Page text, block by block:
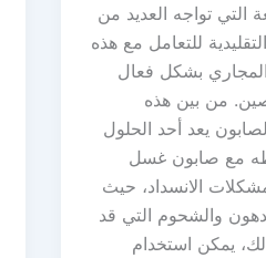
التي تواجه العديد من
للتعامل مع هذه
بشكل فعال
من بين هذه
يعد أحد الحلول
مع صابون غسل
الانسداد، حيث
والشحوم التي قد
يمكن استخدام